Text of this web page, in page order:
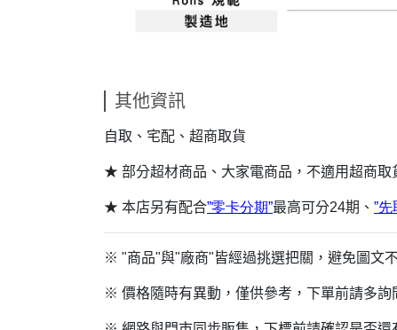
其他資訊
自取、宅配、超商取貨
★ 部分超材商品、大家電商品，不適用超商取
★ 本店另有配合”零卡分期”最高可分24期、 ”先
※ "商品"與"廠商"皆經過挑選把關，避免圖文
※ 價格隨時有異動，僅供參考，下單前請多詢